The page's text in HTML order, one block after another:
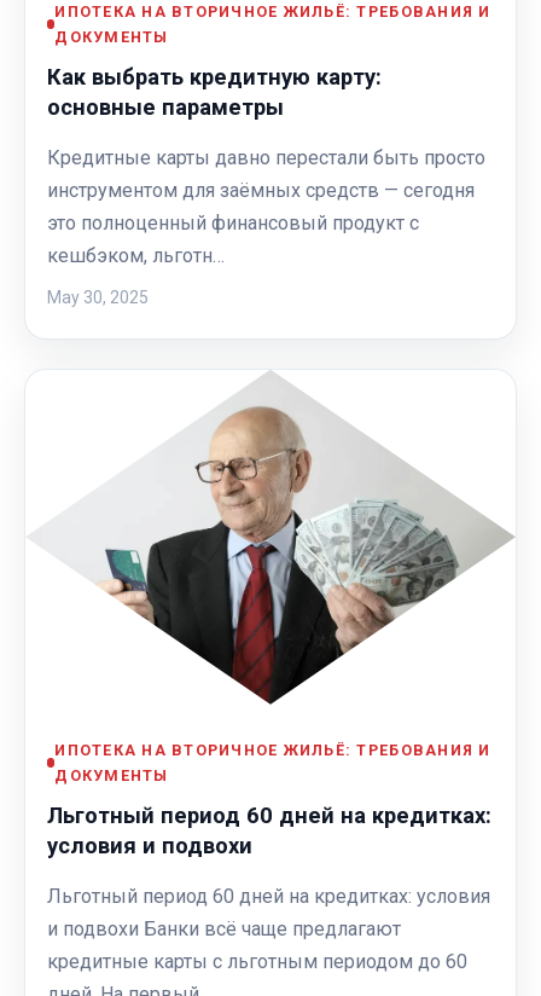
ИПОТЕКА НА ВТОРИЧНОЕ ЖИЛЬЁ: ТРЕБОВАНИЯ И
ДОКУМЕНТЫ
Как выбрать кредитную карту:
основные параметры
Кредитные карты давно перестали быть просто
инструментом для заёмных средств — сегодня
это полноценный финансовый продукт с
кешбэком, льготн…
May 30, 2025
ИПОТЕКА НА ВТОРИЧНОЕ ЖИЛЬЁ: ТРЕБОВАНИЯ И
ДОКУМЕНТЫ
Льготный период 60 дней на кредитках:
условия и подвохи
Льготный период 60 дней на кредитках: условия
и подвохи Банки всё чаще предлагают
кредитные карты с льготным периодом до 60